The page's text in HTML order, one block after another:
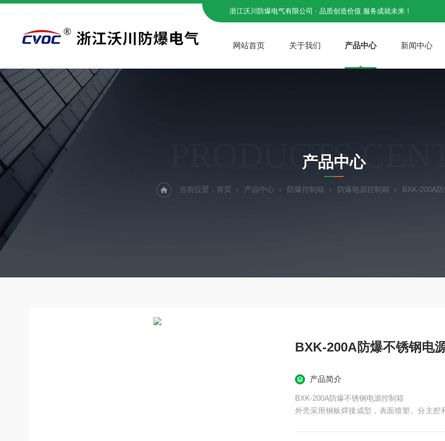
浙江沃川防爆电气有限公司 · 品质创造价值 服务成就未来！
网站首页 关于我们 产品中心 新闻中心
PRODUCTS
产品中心
当前位置： 首页 产品中心 防爆控制箱 防爆电源控制箱 BXK-200A
BXK-200A防爆不锈钢电
产品简介
BXK-200A防爆不锈钢电源控制箱
外壳采用钢板焊接成型，表面喷塑。分主